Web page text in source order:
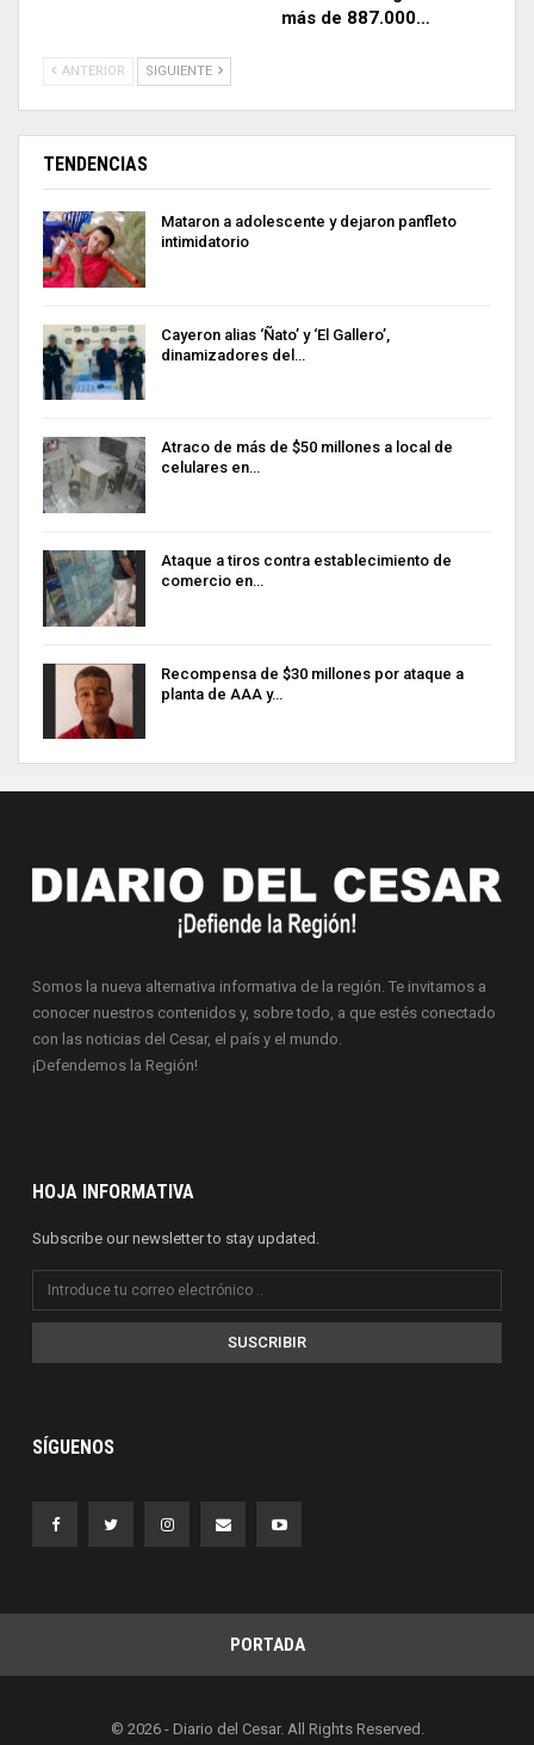
más de 887.000…
ANTERIOR SIGUIENTE
TENDENCIAS
Mataron a adolescente y dejaron panfleto
intimidatorio
Cayeron alias ‘Ñato’ y ‘El Gallero’,
dinamizadores del…
Atraco de más de $50 millones a local de
celulares en…
Ataque a tiros contra establecimiento de
comercio en…
Recompensa de $30 millones por ataque a
planta de AAA y…
Somos la nueva alternativa informativa de la región. Te invitamos a
conocer nuestros contenidos y, sobre todo, a que estés conectado
con las noticias del Cesar, el país y el mundo.
¡Defendemos la Región!
HOJA INFORMATIVA
Subscribe our newsletter to stay updated.
SUSCRIBIR
SÍGUENOS
PORTADA
© 2026 - Diario del Cesar. All Rights Reserved.